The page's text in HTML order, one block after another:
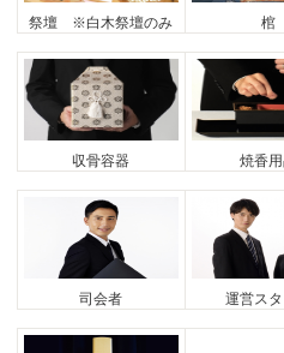
祭壇 ※白木祭壇のみ 棺
収骨容器 焼香
司会者 運営ス